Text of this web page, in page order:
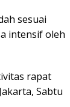
sesuai
intensif oleh
rapat
Sabtu